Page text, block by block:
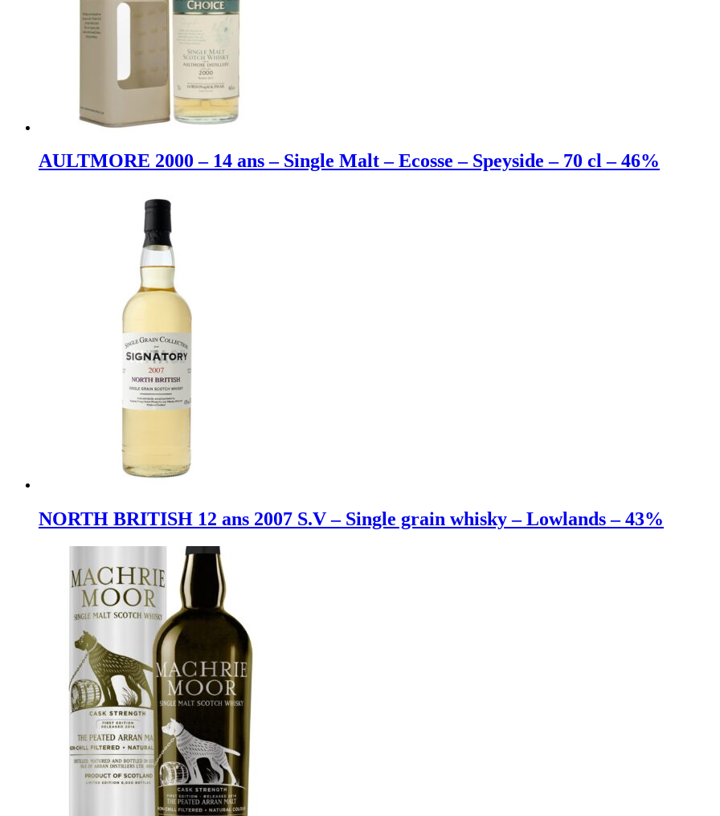
AULTMORE 2000 – 14 ans – Single Malt – Ecosse – Speyside – 70 cl – 46%
NORTH BRITISH 12 ans 2007 S.V – Single grain whisky – Lowlands – 43%